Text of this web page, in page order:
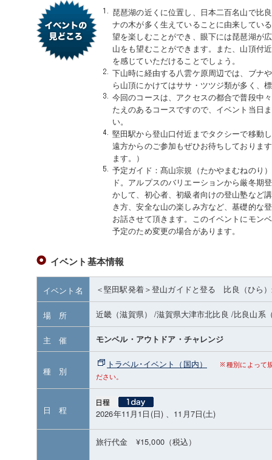
琵琶湖の近くに位置し、日本二百名山で比
ナの木が多く生えていることに由来してい
望を楽しむことができ、眼下には琵琶湖が
山をも望むことができます。また、山頂付
を感じていただけることでしょう。
下山時に経由する八雲ケ原周辺では、ブナ
ら山頂にかけてはササ・ツツジ類が多く、
今回のコースは、アクセスの都合で普段中
たえのあるコースですので、イベント当日
い。
堅田駅から登山口付近までタクシーで移動
遠方からのご参加もぜひお待ちしておりま
ます。）
予定ガイド：髙山宗規（たかやまむねのり
ド。アルプスのバリエーションから厳冬期
かして、初心者、初級者向けの登山塾など
き方、安全な山の楽しみ方など、基礎的な
お話させて頂きます。このイベントにモン
予定のため変更の場合があります。
イベント基本情報
イベント名 ＜堅田駅発着＞登山ガイドと登る 比良（ひら
場 所 近畿（滋賀県） /滋賀県大津市北比良 /比良山系
主 催 モンベル・アウトドア・チャレンジ
種 別
トラベル･イベント（国内）
種別によって
ださい。
日 程 2026年11月1日(日) 、11月7日(土)
旅行代金 ¥15,000（税込）